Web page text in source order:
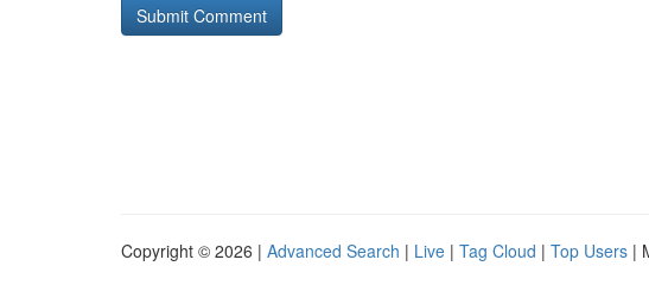
Copyright © 2026 | Advanced Search | Live | Tag Cloud | Top Users |